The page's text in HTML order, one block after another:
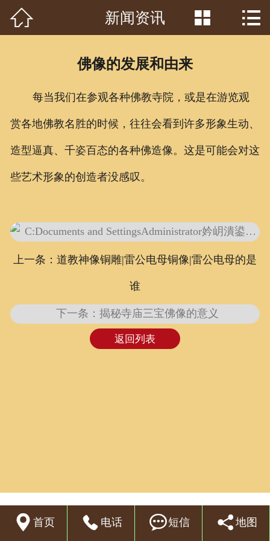
首页
荣誉资质
泥塑鉴赏
 新闻资讯  
佛像的发展和由来
每当我们在参观各种佛教寺院，或是在游览观
赏各地佛教名胜的时候，往往会看到许多形象生动、
造型逼真、千姿百态的各种佛造像。这是可能会对这
些艺术形象的创造者没感叹。
上一条：道教神像铜雕|雷公电母铜像|雷公电母的是
谁
下一条：揭秘寺庙三宝佛像的意义
返回列表
 首页  电话 短信  地图